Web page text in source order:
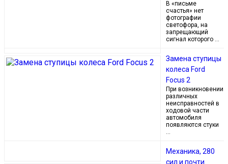
В «письме
счастья» нет
фотографии
светофора, на
запрещающий
сигнал которого …
Замена ступицы
колеса Ford
Focus 2
При возникновении
различных
неисправностей в
ходовой части
автомобиля
появляются стуки
…
Механика, 280
сил и почти